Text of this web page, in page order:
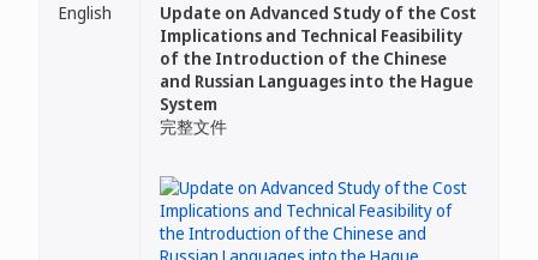
English
Update on Advanced Study of the Cost
Implications and Technical Feasibility
of the Introduction of the Chinese
and Russian Languages into the Hague
System
完整文件